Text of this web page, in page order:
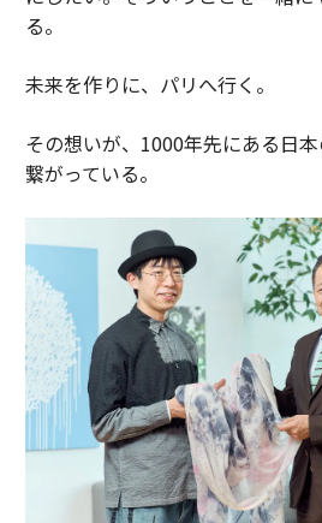
る。
未来を作りに、パリへ行く。
その想いが、1000年先にある日
繋がっている。